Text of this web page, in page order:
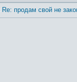
Re: продам свой не